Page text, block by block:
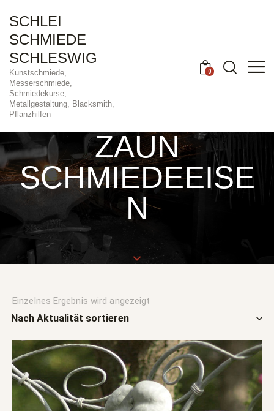
SCHLEI
SCHMIEDE
SCHLESWIG
Kunstschmiede,
Messerschmiede,
Schmiedekurse,
Metallgestaltung, Blacksmith,
Pflanzhilfen
0
ZAUN
SCHMIEDEEISE
N
Einzelnes Ergebnis wird angezeigt